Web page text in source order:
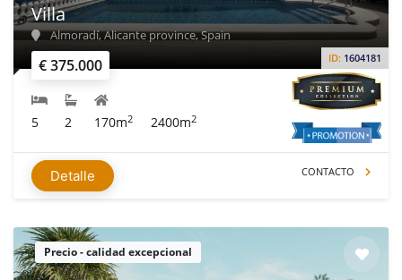
€ 375.000 ID: 1604181
Villa
Almoradí, Alicante province, Spain
5 2 170m2 2400m2
Detalle CONTACTO
Precio - calidad excepcional